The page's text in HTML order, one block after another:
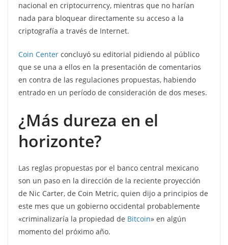
nacional en criptocurrency, mientras que no harían
nada para bloquear directamente su acceso a la
criptografía a través de Internet.
Coin Center concluyó su editorial pidiendo al público
que se una a ellos en la presentación de comentarios
en contra de las regulaciones propuestas, habiendo
entrado en un período de consideración de dos meses.
¿Más dureza en el
horizonte?
Las reglas propuestas por el banco central mexicano
son un paso en la dirección de la reciente proyección
de Nic Carter, de Coin Metric, quien dijo a principios de
este mes que un gobierno occidental probablemente
«criminalizaría la propiedad de Bitcoin» en algún
momento del próximo año.